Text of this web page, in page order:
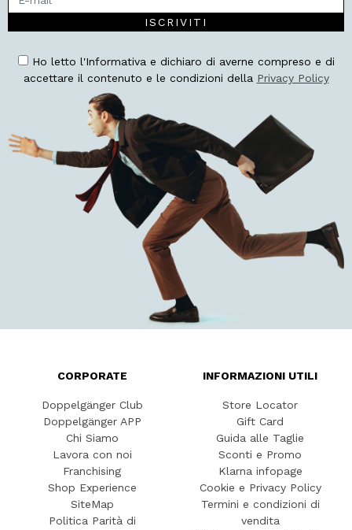
ISCRIVITI
Ho letto l'Informativa e dichiaro di averne compreso e di
accettare il contenuto e le condizioni della Privacy Policy
CORPORATE
Doppelgänger Club
Doppelgänger APP
Chi Siamo
Lavora con noi
Franchising
Shop Experience
SiteMap
Politica Parità di
INFORMAZIONI UTILI
Store Locator
Gift Card
Guida alle Taglie
Sconti e Promo
Klarna infopage
Cookie e Privacy Policy
Termini e condizioni di
vendita